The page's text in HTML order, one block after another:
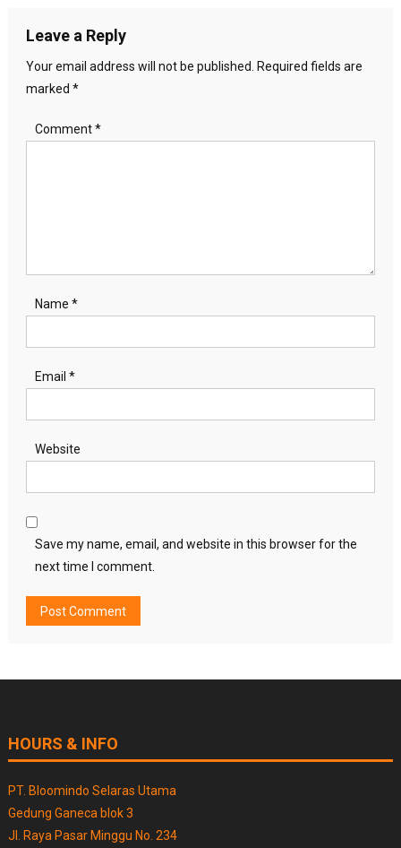
Leave a Reply
Your email address will not be published.
Required fields are
marked *
Comment*
Name *
Email *
Website
Save my name, email, and website in this browser for the
next time I comment.
HOURS & INFO
PT. Bloomindo Selaras Utama
Gedung Ganeca blok 3
Jl. Raya Pasar Minggu No. 234